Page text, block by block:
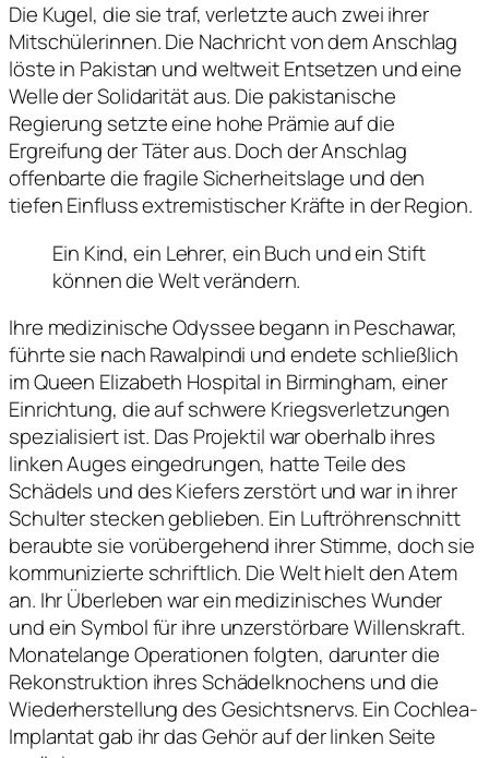
Die Kugel, die sie traf, verletzte auch zwei ihrer
Mitschülerinnen. Die Nachricht von dem Anschlag
löste in Pakistan und weltweit Entsetzen und eine
Welle der Solidarität aus. Die pakistanische
Regierung setzte eine hohe Prämie auf die
Ergreifung der Täter aus. Doch der Anschlag
offenbarte die fragile Sicherheitslage und den
tiefen Einfluss extremistischer Kräfte in der Region.
Ein Kind, ein Lehrer, ein Buch und ein Stift
können die Welt verändern.
Ihre medizinische Odyssee begann in Peschawar,
führte sie nach Rawalpindi und endete schließlich
im Queen Elizabeth Hospital in Birmingham, einer
Einrichtung, die auf schwere Kriegsverletzungen
spezialisiert ist. Das Projektil war oberhalb ihres
linken Auges eingedrungen, hatte Teile des
Schädels und des Kiefers zerstört und war in ihrer
Schulter stecken geblieben. Ein Luftröhrenschnitt
beraubte sie vorübergehend ihrer Stimme, doch sie
kommunizierte schriftlich. Die Welt hielt den Atem
an. Ihr Überleben war ein medizinisches Wunder
und ein Symbol für ihre unzerstörbare Willenskraft.
Monatelange Operationen folgten, darunter die
Rekonstruktion ihres Schädelknochens und die
Wiederherstellung des Gesichtsnervs. Ein Cochlea-
Implantat gab ihr das Gehör auf der linken Seite